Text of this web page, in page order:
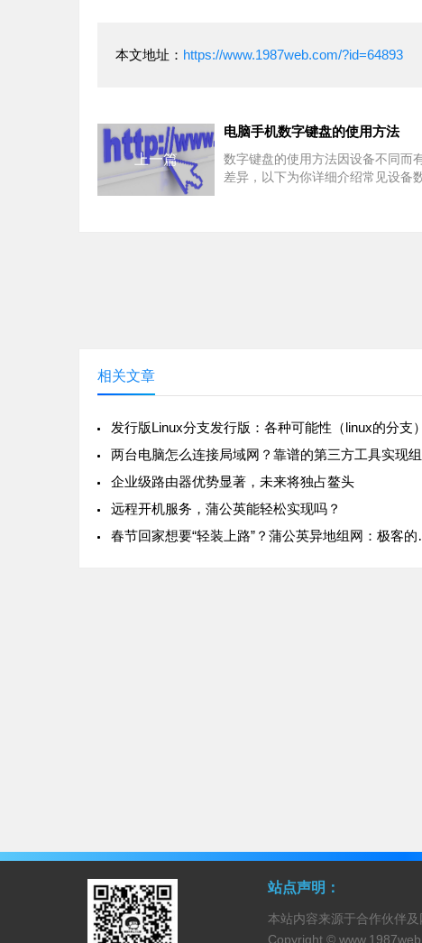
本文地址： https://www.1987web.com/?id=64893
上一篇
电脑手机数字键盘的使用方法
数字键盘的使用方法因设备不同而
差异，以下为你详细介绍常见设备数
相关文章
发行版Linux分支发行版：各种可能性（linux的分支）
企业级路由器优势显著，未来将独占鳌头
远程开机服务，蒲公英能轻松实现吗？
春节回家
站点声明：
本站内容来源于合作伙伴
Copyright ©